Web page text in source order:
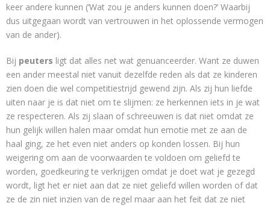
keer andere kunnen (‘Wat zou je anders kunnen doen?’ Waarbij
dus uitgegaan wordt van vertrouwen in het oplossende vermogen
van de ander).
Bij peuters ligt dat alles net wat genuanceerder. Want ze duwen
een ander meestal niet vanuit dezelfde reden als dat ze kinderen
zien doen die wel competitiestrijd gewend zijn. Als zij hun liefde
uiten naar je is dat niet om te slijmen: ze herkennen iets in je wat
ze respecteren. Als zij slaan of schreeuwen is dat niet omdat ze
hun gelijk willen halen maar omdat hun emotie met ze aan de
haal ging, ze het even niet anders op konden lossen. Bij hun
weigering om aan de voorwaarden te voldoen om geliefd te
worden, goedkeuring te verkrijgen omdat je doet wat je gezegd
wordt, ligt het er niet aan dat ze niet geliefd willen worden of dat
ze de zin niet inzien van de regel maar aan het feit dat ze niet